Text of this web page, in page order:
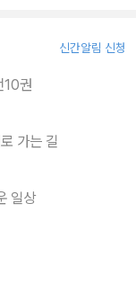
신간알림 신청
10권
가는 길
일상